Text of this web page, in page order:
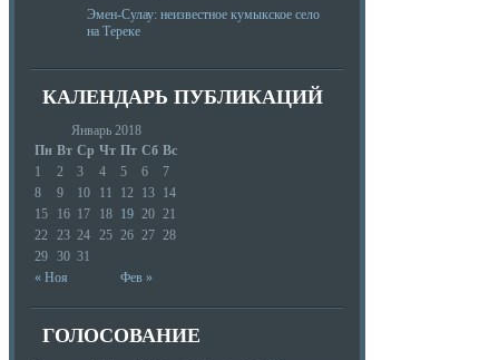
Эмен-Сулау: неизвестное кумыкское село
на Тереке
КАЛЕНДАРЬ ПУБЛИКАЦИЙ
Январь 2018
Пн Вт Ср Чт Пт Сб Вс
« Ноя Фев »
1 2 3 4 5 6
7
8
9 10 11 12 13 14
15
16 17 18 19 20 21
22 23 24 25 26 27 28
29 30 31
ГОЛОСОВАНИЕ